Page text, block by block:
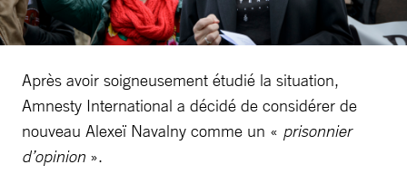
Après avoir soigneusement étudié la situation,
Amnesty International a décidé de considérer de
nouveau Alexeï Navalny comme un « prisonnier
d’opinion ».